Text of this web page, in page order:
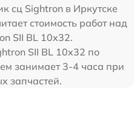
сц Sightron в Иркутске
стоимость работ над
SII BL 10x32.
SII BL 10x32 по
занимает 3-4 часа при
запчастей.